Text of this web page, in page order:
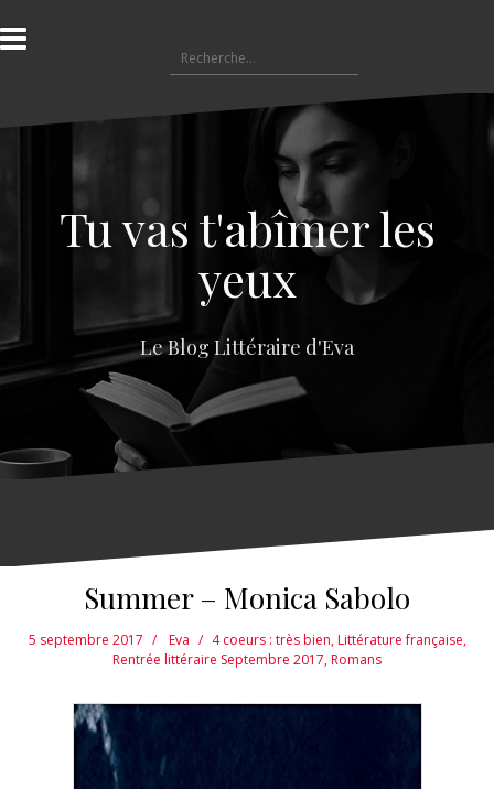
l
a
e
e
Tu vas t'abîmer les
yeux
Le Blog Littéraire d'Eva
Summer – Monica Sabolo
5 septembre 2017 Eva 4 coeurs : très bien,Littérature française,
Rentrée littéraire Septembre 2017,Romans